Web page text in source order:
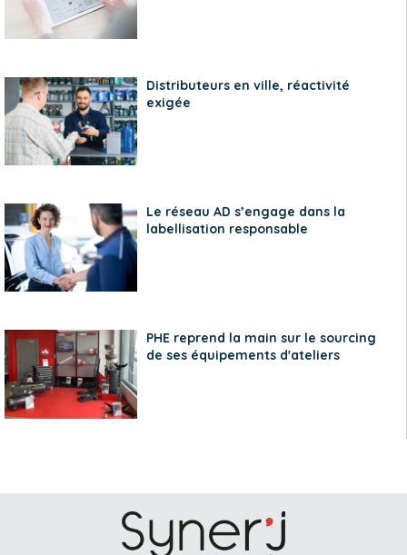
Distributeurs en ville, réactivité
exigée
Le réseau AD s’engage dans la
labellisation responsable
PHE reprend la main sur le sourcing
de ses équipements d'ateliers